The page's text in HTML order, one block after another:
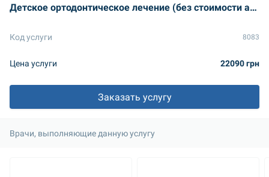
Детское ортодонтическое лечение (без стоимости аппаратов)
Код услуги 8083
Цена услуги 22090 грн
Заказать услугу
Врачи, выполняющие данную услугу